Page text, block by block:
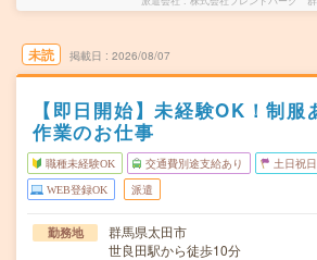
未読 掲載日 2026/08/07
【即日開始】未経験OK！制服
作業のお仕事
職種未経験OK 交通費別途支給あり 土日祝
WEB登録OK 派遣
勤務地
群馬県太田市
世良田駅から徒歩10分